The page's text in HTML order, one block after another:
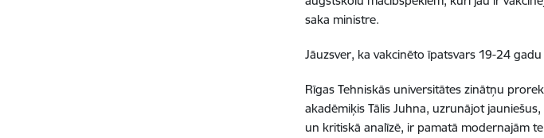
saka ministre.
Jāuzsver, ka vakcinēto īpatsvars 19-24
Rīgas Tehniskās universitātes zinātņu
akadēmiķis Tālis Juhna, uzrunājot
un kritiskā analīzē, ir pamatā modernajām